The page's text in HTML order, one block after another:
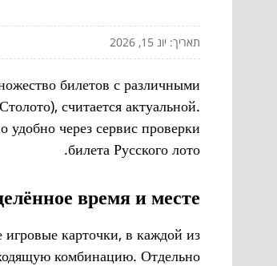
תאריך: יונ 15, 2026
билетов с различными
считается актуальной.
удобно через сервис проверки
билета Русского лото.
время и месте.
карточки, в каждой из
комбинацию. Отдельно